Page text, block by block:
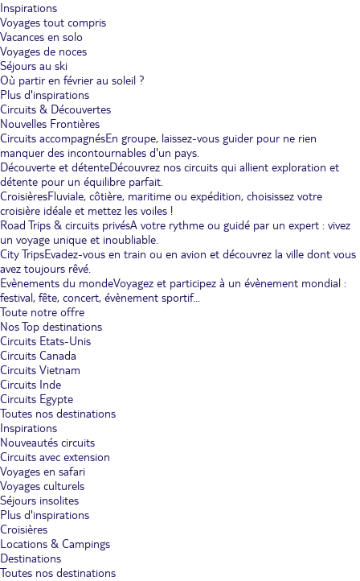
Inspirations
Voyages tout compris
Vacances en solo
Voyages de noces
Séjours au ski
Où partir en février au soleil ?
Plus d'inspirations
Circuits & Découvertes
Nouvelles Frontières
Circuits accompagnésEn groupe, laissez-vous guider pour ne rien
manquer des incontournables d'un pays.
Découverte et détenteDécouvrez nos circuits qui allient exploration et
détente pour un équilibre parfait.
CroisièresFluviale, côtière, maritime ou expédition, choisissez votre
croisière idéale et mettez les voiles !
Road Trips & circuits privésA votre rythme ou guidé par un expert : vivez
un voyage unique et inoubliable.
City TripsEvadez-vous en train ou en avion et découvrez la ville dont vous
avez toujours rêvé.
Evènements du mondeVoyagez et participez à un évènement mondial :
festival, fête, concert, évènement sportif...
Toute notre offre
Nos Top destinations
Circuits Etats-Unis
Circuits Canada
Circuits Vietnam
Circuits Inde
Circuits Egypte
Toutes nos destinations
Inspirations
Nouveautés circuits
Circuits avec extension
Voyages en safari
Voyages culturels
Séjours insolites
Plus d'inspirations
Croisières
Locations & Campings
Destinations
Toutes nos destinations